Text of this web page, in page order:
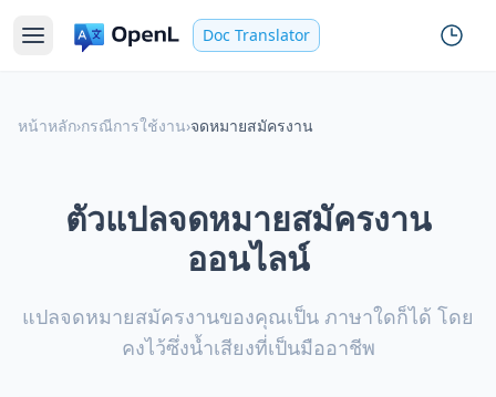
Doc Translator
หน้าหลัก›กรณีการใช้งาน›จดหมายสมัครงาน
ตัวแปลจดหมายสมัครงาน
ออนไลน์
แปลจดหมายสมัครงานของคุณเป็น ภาษาใดก็ได้ โดย
คงไว้ซึ่งน้ำเสียงที่เป็นมืออาชีพ